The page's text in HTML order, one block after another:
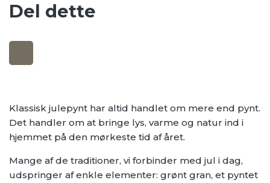
Del dette
Klassisk julepynt har altid handlet om mere end pynt.
Det handler om at bringe lys, varme og natur ind i
hjemmet på den mørkeste tid af året.
Mange af de traditioner, vi forbinder med jul i dag,
udspringer af enkle elementer: grønt gran, et pyntet